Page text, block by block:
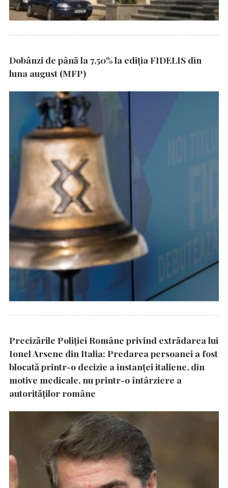
Dobânzi de până la 7,50% la ediția FIDELIS din
luna august (MFP)
Precizările Poliţiei Române privind extrădarea lui
Ionel Arsene din Italia: Predarea persoanei a fost
blocată printr-o decizie a instanţei italiene, din
motive medicale, nu printr-o întârziere a
autorităţilor române